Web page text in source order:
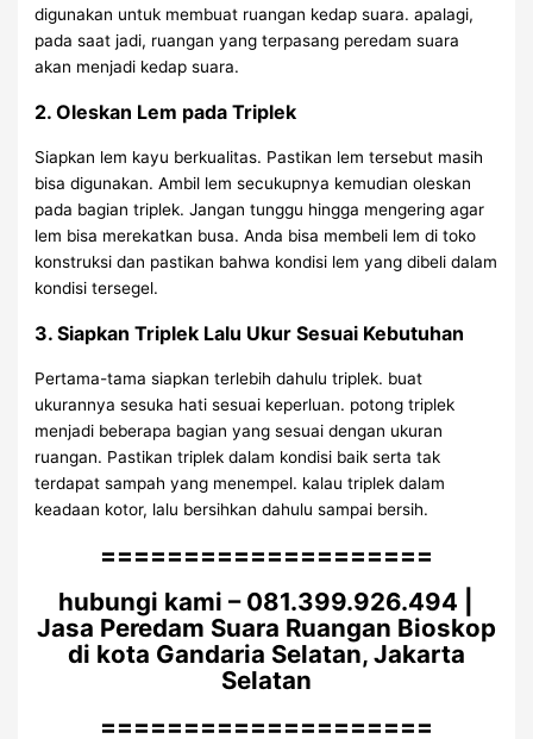
digunakan untuk membuat ruangan kedap suara. apalagi,
pada saat jadi, ruangan yang terpasang peredam suara
akan menjadi kedap suara.
2. Oleskan Lem pada Triplek
Siapkan lem kayu berkualitas. Pastikan lem tersebut masih
bisa digunakan. Ambil lem secukupnya kemudian oleskan
pada bagian triplek. Jangan tunggu hingga mengering agar
lem bisa merekatkan busa. Anda bisa membeli lem di toko
konstruksi dan pastikan bahwa kondisi lem yang dibeli dalam
kondisi tersegel.
3. Siapkan Triplek Lalu Ukur Sesuai Kebutuhan
Pertama-tama siapkan terlebih dahulu triplek. buat
ukurannya sesuka hati sesuai keperluan. potong triplek
menjadi beberapa bagian yang sesuai dengan ukuran
ruangan. Pastikan triplek dalam kondisi baik serta tak
terdapat sampah yang menempel. kalau triplek dalam
keadaan kotor, lalu bersihkan dahulu sampai bersih.
====================
hubungi kami – 081.399.926.494 |
Jasa Peredam Suara Ruangan Bioskop
di kota Gandaria Selatan, Jakarta
Selatan
====================